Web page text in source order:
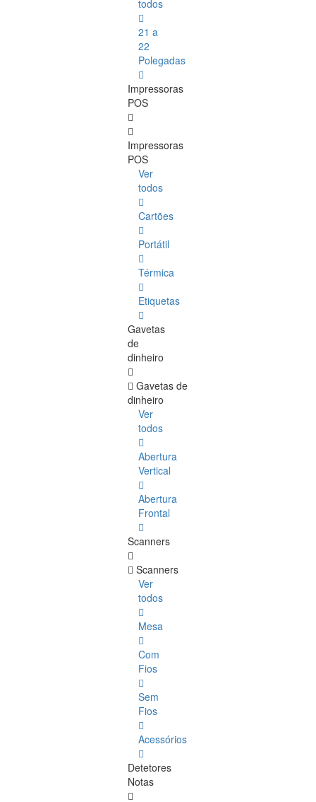
todos
21 a
22
Polegadas
Impressoras
POS
Impressoras
POS
Ver
todos
Cartões
Portátil
Térmica
Etiquetas
Gavetas
de
dinheiro
Gavetas de
dinheiro
Ver
todos
Abertura
Vertical
Abertura
Frontal
Scanners
Scanners
Ver
todos
Mesa
Com
Fios
Sem
Fios
Acessórios
Detetores
Notas